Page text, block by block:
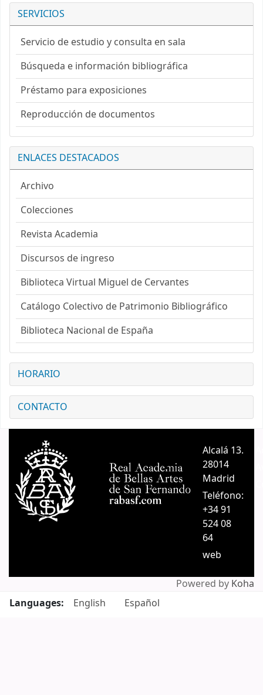
SERVICIOS
Servicio de estudio y consulta en sala
Búsqueda e información bibliográfica
Préstamo para exposiciones
Reproducción de documentos
ENLACES DESTACADOS
Archivo
Colecciones
Revista Academia
Discursos de ingreso
Biblioteca Virtual Miguel de Cervantes
Catálogo Colectivo de Patrimonio Bibliográfico
Biblioteca Nacional de España
HORARIO
CONTACTO
Alcalá 13.
28014
Madrid
Teléfono:
+34 91
524 08
64
web
Powered by Koha
Languages:
English Español